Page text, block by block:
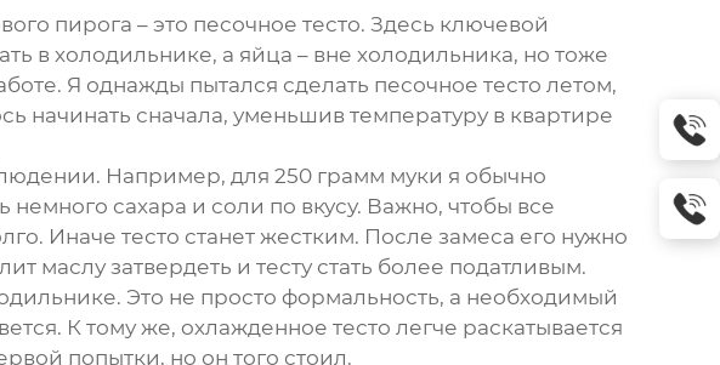
пирога – это песочное тесто. Здесь ключевой
в холодильнике, а яйца – вне холодильника, но тоже
Я однажды пытался сделать песочное тесто летом,
начинать сначала, уменьшив температуру в квартире
Например, для 250 грамм муки я обычно
сахара и соли по вкусу. Важно, чтобы все
Иначе тесто станет жестким. После замеса его нужно
маслу затвердеть и тесту стать более податливым.
Это не просто формальность, а необходимый
К тому же, охлажденное тесто легче раскатывается
попытки, но он того стоил.